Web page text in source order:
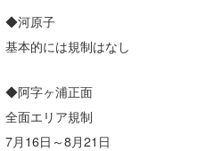
◆河原子
基本的には規制はなし
◆阿字ヶ浦正面
全面エリア規制
7月16日～8月21日
DELTA FORCE SURF
CBA Films
熊谷素子
進士剛光
田原啓江
植村未来
NOBUFUKU
Aichan
chan-U
ECE
G◎Da